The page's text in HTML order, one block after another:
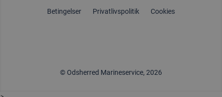
Betingelser Privatlivspolitik Cookies
© Odsherred Marineservice, 2026